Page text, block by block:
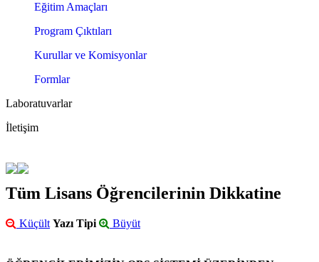
Eğitim Amaçları
Program Çıktıları
Kurullar ve Komisyonlar
Formlar
Laboratuvarlar
İletişim
Tüm Lisans Öğrencilerinin Dikkatine
Küçült Yazı Tipi Büyüt